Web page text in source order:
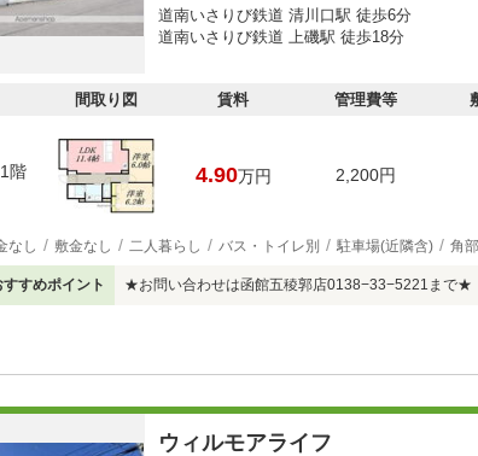
道南いさりび鉄道 清川口駅 徒歩6分
道南いさりび鉄道 上磯駅 徒歩18分
間取り図 賃料 管理費等
1階 4.90万円 2,200円
なし 敷金なし 二人暮らし バス・トイレ別 駐車場(近隣含) 角
すすめポイント ★お問い合わせは函館五稜郭店0138−33−5221まで★
ウィルモアライフ